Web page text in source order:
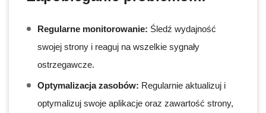
Regularne monitorowanie: Śledź wydajność
swojej strony i reaguj na wszelkie sygnały
ostrzegawcze.
Optymalizacja zasobów: Regularnie aktualizuj i
optymalizuj swoje aplikacje oraz zawartość strony,